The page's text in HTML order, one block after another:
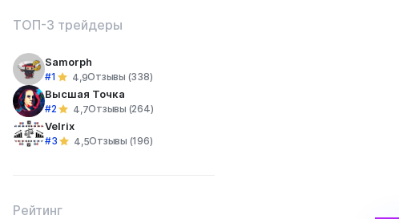
ТОП-3 трейдеры
Samorph
#1 4,9Отзывы (338)
Высшая Точка
#2 4,7Отзывы (264)
Velrix
#3 4,5Отзывы (196)
Рейтинг